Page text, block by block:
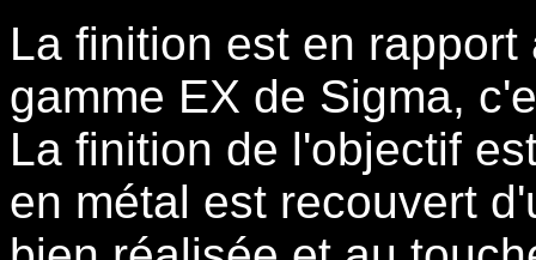
La finition est en
gamme EX de Sigma,
La finition de l'objectif
en métal est recouvert